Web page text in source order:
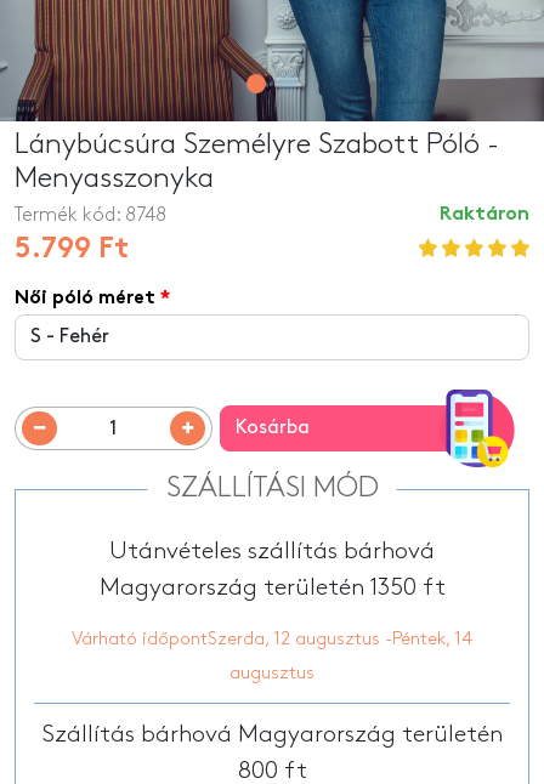
Lánybúcsúra Személyre Szabott Póló -
Menyasszonyka
Raktáron
Termék kód: 8748
5.799 Ft
Női póló méret
Kosárba
SZÁLLÍTÁSI MÓD
Utánvételes szállítás bárhová
Magyarország területén 1350 ft
Várható időpontSzerda, 12 augusztus -Péntek, 14
augusztus
Szállítás bárhová Magyarország területén
800 ft